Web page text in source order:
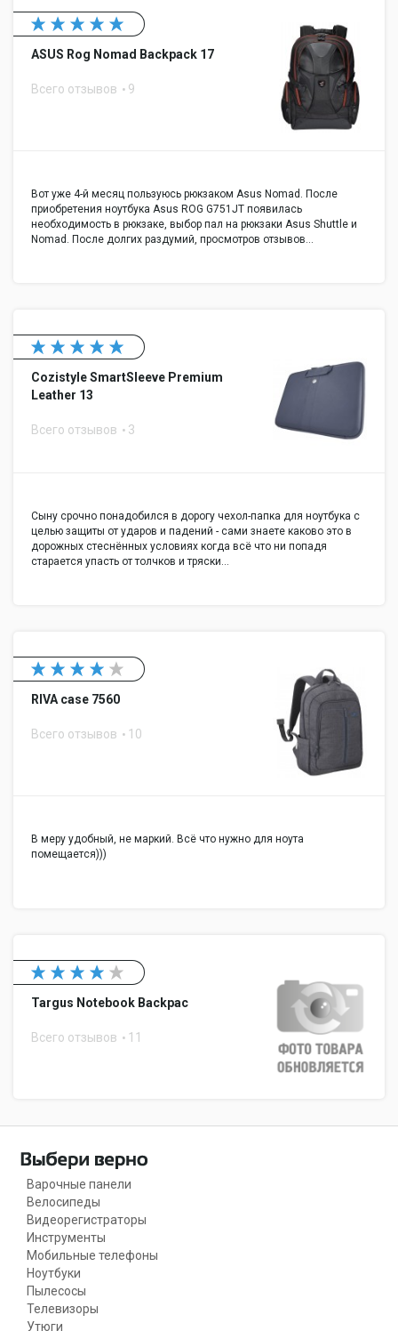
ASUS Rog Nomad Backpack 17
Всего отзывов 9
Вот уже 4-й месяц пользуюсь рюкзаком Asus Nomad. После
приобретения ноутбука Asus ROG G751JT появилась
необходимость в рюкзаке, выбор пал на рюкзаки Asus Shuttle и
Nomad. После долгих раздумий, просмотров отзывов…
Cozistyle SmartSleeve Premium
Leather 13
Всего отзывов 3
Сыну срочно понадобился в дорогу чехол-папка для ноутбука с
целью защиты от ударов и падений - сами знаете каково это в
дорожных стеснённых условиях когда всё что ни попадя
старается упасть от толчков и тряски…
RIVA case 7560
Всего отзывов 10
В меру удобный, не маркий. Всё что нужно для ноута
помещается)))
Targus Notebook Backpac
Всего отзывов 11
Варочные панели
Велосипеды
Видеорегистраторы
Инструменты
Мобильные телефоны
Ноутбуки
Пылесосы
Телевизоры
Утюги